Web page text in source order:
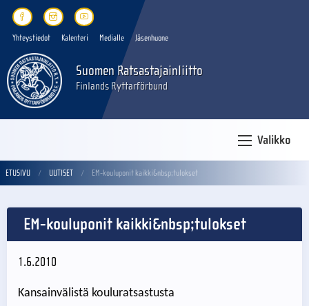
Yhteystiedot Kalenteri Medialle Jäsenhuone
Suomen Ratsastajainliitto
Finlands Ryttarförbund
Valikko
ETUSIVU UUTISET EM-kouluponit kaikki&nbsp;tulokset
EM-kouluponit kaikki&nbsp;tulokset
1.6.2010
Kansainvälistä kouluratsastusta